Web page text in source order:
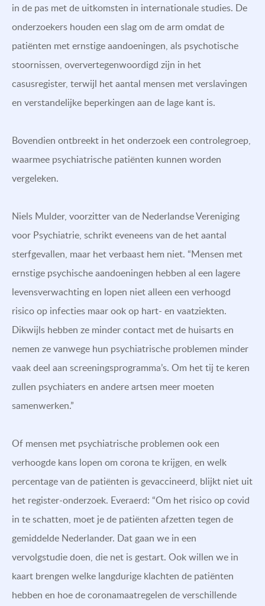
in de pas met de uitkomsten in internationale studies. De
onderzoekers houden een slag om de arm omdat de
patiënten met ernstige aandoeningen, als psychotische
stoornissen, oververtegenwoordigd zijn in het
casusregister, terwijl het aantal mensen met verslavingen
en verstandelijke beperkingen aan de lage kant is.
Bovendien ontbreekt in het onderzoek een controlegroep,
waarmee psychiatrische patiënten kunnen worden
vergeleken.
Niels Mulder, voorzitter van de Nederlandse Vereniging
voor Psychiatrie, schrikt eveneens van de het aantal
sterfgevallen, maar het verbaast hem niet. “Mensen met
ernstige psychische aandoeningen hebben al een lagere
levensverwachting en lopen niet alleen een verhoogd
risico op infecties maar ook op hart- en vaatziekten.
Dikwijls hebben ze minder contact met de huisarts en
nemen ze vanwege hun psychiatrische problemen minder
vaak deel aan screeningsprogramma’s. Om het tij te keren
zullen psychiaters en andere artsen meer moeten
samenwerken.”
Of mensen met psychiatrische problemen ook een
verhoogde kans lopen om corona te krijgen, en welk
percentage van de patiënten is gevaccineerd, blijkt niet uit
het register-onderzoek. Everaerd: “Om het risico op covid
in te schatten, moet je de patiënten afzetten tegen de
gemiddelde Nederlander. Dat gaan we in een
vervolgstudie doen, die net is gestart. Ook willen we in
kaart brengen welke langdurige klachten de patiënten
hebben en hoe de coronamaatregelen de verschillende